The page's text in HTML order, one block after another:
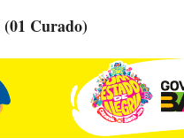
(01 Curado)